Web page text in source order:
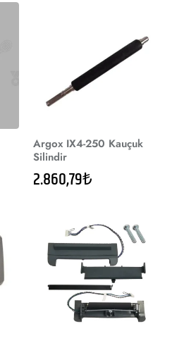
Argox IX4-250 Kauçuk
Silindir
2.860,79₺